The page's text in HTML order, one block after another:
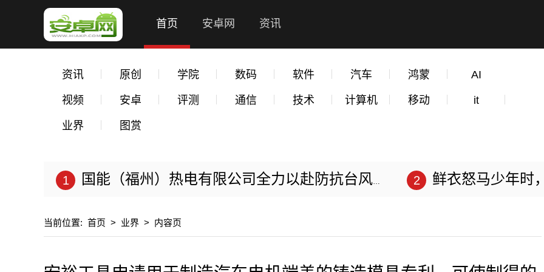
首页 安卓网 资讯
资讯 原创 学院 数码 软件 汽车 鸿蒙 AI
视频 安卓 评测 通信 技术 计算机 移动 it
业界 图赏
国能（福州）热电有限公司全力以赴防抗台风“苏拉” 鲜衣怒马少年时，不负
当前位置: 首页 > 业界 > 内容页